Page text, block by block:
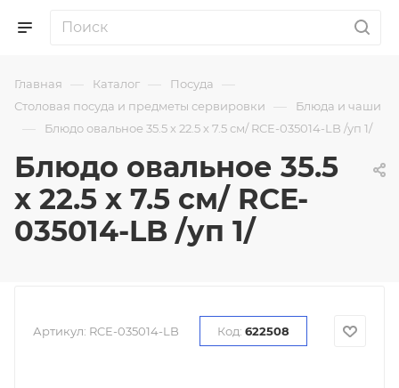
Главная — Каталог — Посуда —
Столовая посуда и предметы сервировки — Блюда и чаши
— Блюдо овальное 35.5 х 22.5 х 7.5 см/ RCE-035014-LB /уп 1/
Блюдо овальное 35.5
х 22.5 х 7.5 см/ RCE-
035014-LB /уп 1/
Артикул: RCE-035014-LB Код: 622508